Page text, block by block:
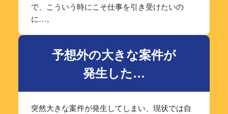
で、こういう時にこそ仕事を引き受けたいの
に…。
予想外の大きな案件が
発生した…
突然大きな案件が発生してしまい、現状では自